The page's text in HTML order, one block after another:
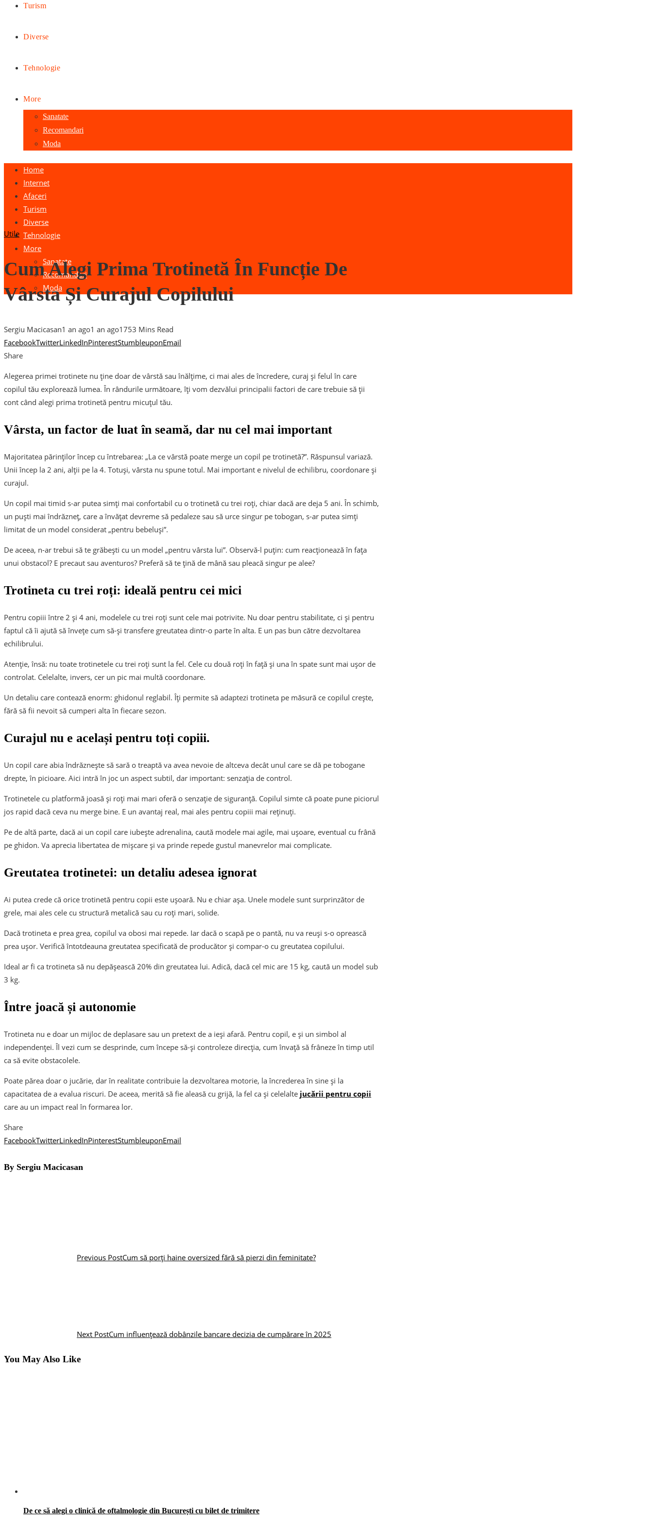
Turism
Diverse
Tehnologie
More
Sanatate
Recomandari
Moda
Home
Internet
Afaceri
Turism
Diverse
Tehnologie
More
Sanatate
Recomandari
Moda
Utile
Cum Alegi Prima Trotinetă În Funcție De
Vârsta Și Curajul Copilului
Sergiu Macicasan1 an ago1 an ago1753 Mins Read
FacebookTwitterLinkedInPinterestStumbleuponEmail
Share
Alegerea primei trotinete nu ține doar de vârstă sau înălțime, ci mai ales de încredere, curaj și felul în care
copilul tău explorează lumea. În rândurile următoare, îți vom dezvălui principalii factori de care trebuie să ții
cont când alegi prima trotinetă pentru micuțul tău.
Vârsta, un factor de luat în seamă, dar nu cel mai important
Majoritatea părinților încep cu întrebarea: „La ce vârstă poate merge un copil pe trotinetă?”. Răspunsul variază.
Unii încep la 2 ani, alții pe la 4. Totuși, vârsta nu spune totul. Mai important e nivelul de echilibru, coordonare și
curajul.
Un copil mai timid s-ar putea simți mai confortabil cu o trotinetă cu trei roți, chiar dacă are deja 5 ani. În schimb,
un puști mai îndrăzneț, care a învățat devreme să pedaleze sau să urce singur pe tobogan, s-ar putea simți
limitat de un model considerat „pentru bebeluși”.
De aceea, n-ar trebui să te grăbești cu un model „pentru vârsta lui”. Observă-l puțin: cum reacționează în fața
unui obstacol? E precaut sau aventuros? Preferă să te țină de mână sau pleacă singur pe alee?
Trotineta cu trei roți: ideală pentru cei mici
Pentru copiii între 2 și 4 ani, modelele cu trei roți sunt cele mai potrivite. Nu doar pentru stabilitate, ci și pentru
faptul că îi ajută să învețe cum să-și transfere greutatea dintr-o parte în alta. E un pas bun către dezvoltarea
echilibrului.
Atenție, însă: nu toate trotinetele cu trei roți sunt la fel. Cele cu două roți în față și una în spate sunt mai ușor de
controlat. Celelalte, invers, cer un pic mai multă coordonare.
Un detaliu care contează enorm: ghidonul reglabil. Îți permite să adaptezi trotineta pe măsură ce copilul crește,
fără să fii nevoit să cumperi alta în fiecare sezon.
Curajul nu e același pentru toți copiii.
Un copil care abia îndrăznește să sară o treaptă va avea nevoie de altceva decât unul care se dă pe tobogane
drepte, în picioare. Aici intră în joc un aspect subtil, dar important: senzația de control.
Trotinetele cu platformă joasă și roți mai mari oferă o senzație de siguranță. Copilul simte că poate pune piciorul
jos rapid dacă ceva nu merge bine. E un avantaj real, mai ales pentru copiii mai reținuți.
Pe de altă parte, dacă ai un copil care iubește adrenalina, caută modele mai agile, mai ușoare, eventual cu frână
pe ghidon. Va aprecia libertatea de mișcare și va prinde repede gustul manevrelor mai complicate.
Greutatea trotinetei: un detaliu adesea ignorat
Ai putea crede că orice trotinetă pentru copii este ușoară. Nu e chiar așa. Unele modele sunt surprinzător de
grele, mai ales cele cu structură metalică sau cu roți mari, solide.
Dacă trotineta e prea grea, copilul va obosi mai repede. Iar dacă o scapă pe o pantă, nu va reuși s-o oprească
prea ușor. Verifică întotdeauna greutatea specificată de producător și compar-o cu greutatea copilului.
Ideal ar fi ca trotineta să nu depășească 20% din greutatea lui. Adică, dacă cel mic are 15 kg, caută un model sub
3 kg.
Între joacă și autonomie
Trotineta nu e doar un mijloc de deplasare sau un pretext de a ieși afară. Pentru copil, e și un simbol al
independenței. Îl vezi cum se desprinde, cum începe să-și controleze direcția, cum învață să frâneze în timp util
ca să evite obstacolele.
Poate părea doar o jucărie, dar în realitate contribuie la dezvoltarea motorie, la încrederea în sine și la
capacitatea de a evalua riscuri. De aceea, merită să fie aleasă cu grijă, la fel ca și celelalte jucării pentru copii
care au un impact real în formarea lor.
Share
FacebookTwitterLinkedInPinterestStumbleuponEmail
By Sergiu Macicasan
Previous PostCum să porți haine oversized fără să pierzi din feminitate?
Next PostCum influențează dobânzile bancare decizia de cumpărare în 2025
You May Also Like
De ce să alegi o clinică de oftalmologie din București cu bilet de trimitere